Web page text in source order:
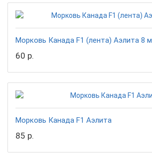
Морковь Канада F1 (лента) Аэлита 8 м
60 р.
Морковь Канада F1 Аэлита
85 р.